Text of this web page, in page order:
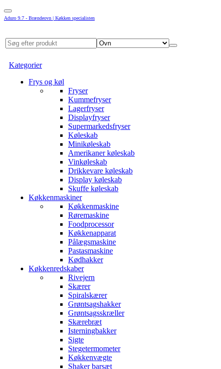
Aduro 9.7 - Brændeovn | Køkken specialisten
Kategorier
Frys og køl
Fryser
Kummefryser
Lagerfryser
Displayfryser
Supermarkedsfryser
Køleskab
Minikøleskab
Amerikaner køleskab
Vinkøleskab
Drikkevare køleskab
Display køleskab
Skuffe køleskab
Køkkenmaskiner
Køkkenmaskine
Røremaskine
Foodprocessor
Køkkenapparat
Pålægsmaskine
Pastasmaskine
Kødhakker
Køkkenredskaber
Rivejern
Skærer
Spiralskærer
Grøntsagshakker
Grøntsagsskræller
Skærebræt
Isterningbakker
Sigte
Stegetermometer
Køkkenvægte
Shaker barsæt